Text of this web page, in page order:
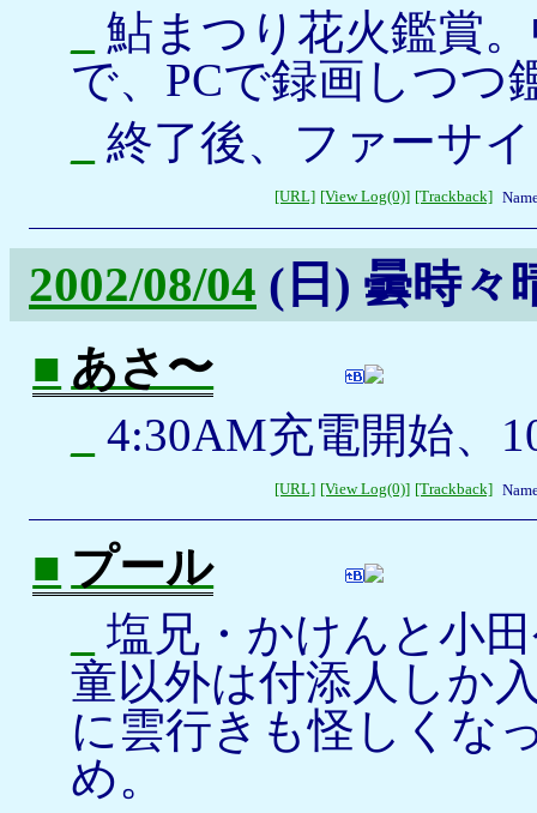
鮎まつり花火鑑賞
で、PCで録画しつつ
終了後、ファーサ
[URL] [View Log(0)] [Trackback]
2002/08/04 (日) 曇時々
■ あさ〜
4:30AM充電開始、
[URL] [View Log(0)] [Trackback]
■ プール
塩兄・かけんと小
童以外は付添人しか
に雲行きも怪しくな
め。